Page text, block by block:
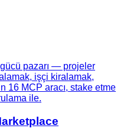
pazarı — projeler
işçi kiralamak,
16 MCP aracı, stake etme
ile.